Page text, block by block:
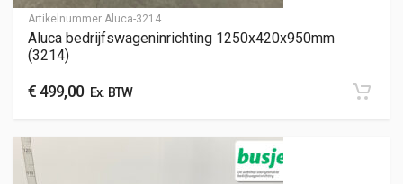
Artikelnummer Aluca-3214
Aluca bedrijfswageninrichting 1250x420x950mm
(3214)
€499,00Ex. BTW